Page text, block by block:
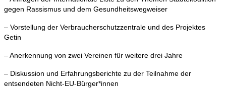
gegen Rassismus und dem Gesundheitswegweiser
– Vorstellung der Verbraucherschutzzentrale und des Projektes
Getin
– Anerkennung von zwei Vereinen für weitere drei Jahre
– Diskussion und Erfahrungsberichte zu der Teilnahme der
entsendeten Nicht-EU-Bürger*innen